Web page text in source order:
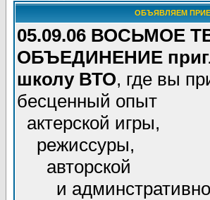
ОБЪЯВЛЯЕМ
05.09.06 ВОСЬМОЕ
ОБЪЕДИНЕНИЕ
школу ВТО, где вы
бесценный опыт
актерской игры,
режиссуры,
авторской
и